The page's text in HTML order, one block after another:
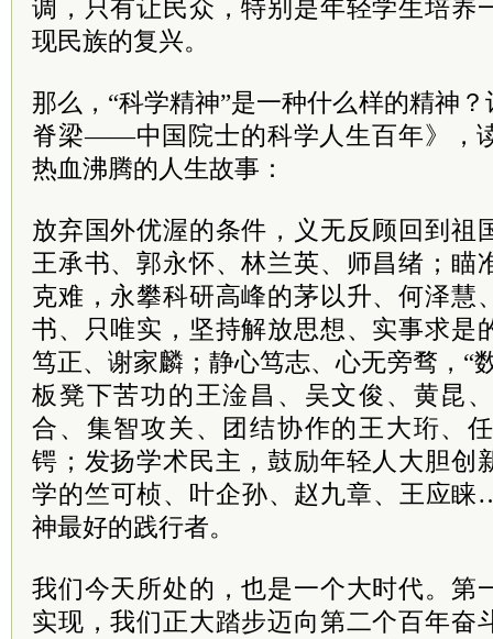
调，只有让民众，特别是年轻学生培养
现民族的复兴。
那么，“科学精神”是一种什么样的精神
脊梁——中国院士的科学人生百年》，
热血沸腾的人生故事：
放弃国外优渥的条件，义无反顾回到祖
王承书、郭永怀、林兰英、师昌绪；瞄
克难，永攀科研高峰的茅以升、何泽慧
书、只唯实，坚持解放思想、实事求是
笃正、谢家麟；静心笃志、心无旁骛，“
板凳下苦功的王淦昌、吴文俊、黄昆
合、集智攻关、团结协作的王大珩、
锷；发扬学术民主，鼓励年轻人大胆创
学的竺可桢、叶企孙、赵九章、王应
神最好的践行者。
我们今天所处的，也是一个大时代。第
实现，我们正大踏步迈向第二个百年奋